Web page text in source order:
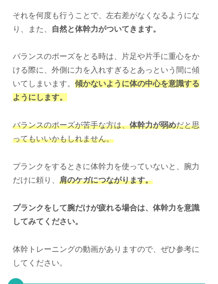
それを何度も行うことで、左右差がなくなるようにな
り、また、
自然と体幹力がついてきます。
バランスのポーズをとる時は、片足や片手に重心をか
ける際に、外側に力を入れすぎるとあっという間に傾
いてしまいます。 傾かないように体の中心を意識する
ようにします。
バランスのポーズが苦手な方は、体幹力が弱めだと思
ってもいいかもしれません。
プランクをするときに体幹力を使っていないと、腕力
だけに頼り、 肩のケガにつながります。
プランクをして腕だけが疲れる場合は、体幹力を意識
してみてください。
体幹トレーニングの動画がありますので、ぜひ参考に
してください。